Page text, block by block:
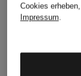
Cookies
Impressum.